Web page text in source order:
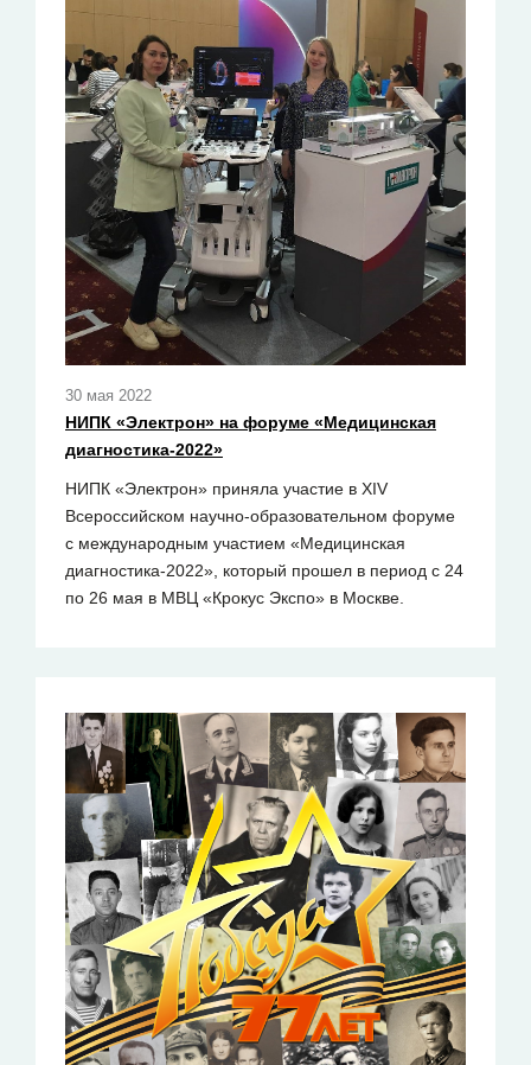
30 мая 2022
НИПК «Электрон» на форуме «Медицинская
диагностика-2022»
НИПК «Электрон» приняла участие в XIV
Всероссийском научно-образовательном форуме
с международным участием «Медицинская
диагностика-2022», который прошел в период с 24
по 26 мая в МВЦ «Крокус Экспо» в Москве.